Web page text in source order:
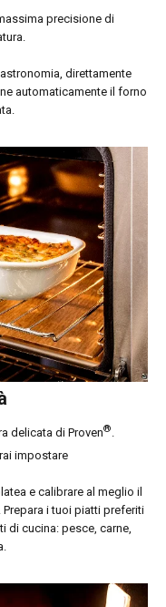
precisione di
direttamente
automaticamente il forno
delicata di Proven®.
impostare
e calibrare al meglio il
i tuoi piatti preferiti
di cucina: pesce, carne,